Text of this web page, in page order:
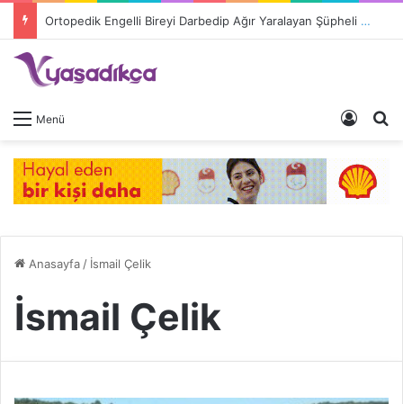
Ortopedik Engelli Bireyi Darbedip Ağır Yaralayan Şüpheli Tutuklandı
Menü Giriş
Anasayfa/ İsmail Çelik
İsmail Çelik